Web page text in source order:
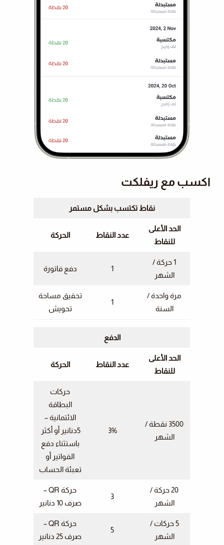
اكسب مع ريفلكت
نقاط تكتسب بشكل مستمر
الحد الأعلى
للنقاط
عدد النقاط الحركة
1 حركة /
الشهر
1 دفع فاتورة
مرة واحدة /
السنة
1
تحقيق مساحة
تحويش
الدفع
الحد الأعلى
للنقاط
عدد النقاط الحركة
3500 نقطة /
الشهر
3%
حركات
البطاقة
الائتمانية –
5دنانير أو أكثر
باستثناء دفع
الفواتير أو
تعبئة الحساب
20 حركة /
الشهر
3
حركة QR –
صرف 10 دنانير
5 حركات /
الشهر
5
حركة QR –
صرف 25 دنانير